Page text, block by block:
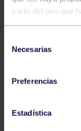
partir del uso que
Necesarias
Preferencias
Estadística